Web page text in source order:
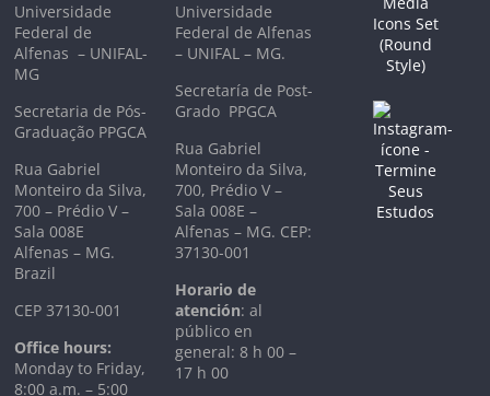
Universidade
Federal de
Alfenas – UNIFAL-
MG
Secretaria de Pós-
Graduação PPGCA
Rua Gabriel
Monteiro da Silva,
700 – Prédio V –
Sala 008E
Alfenas – MG.
Brazil
CEP 37130-001
Office hours:
Monday to Friday,
8:00 a.m. – 5:00
Universidade
Federal de Alfenas
– UNIFAL – MG.
Secretaría de Post-
Grado PPGCA
Rua Gabriel
Monteiro da Silva,
700, Prédio V –
Sala 008E –
Alfenas – MG. CEP:
37130-001
Horario de
atención: al
público en
general: 8 h 00 –
17 h 00